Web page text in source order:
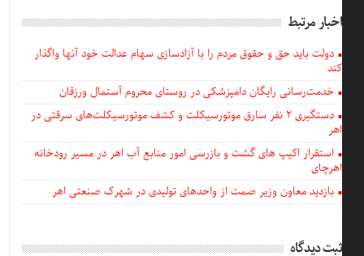
اخبار مرتبط
دولت باید حق و حقوق مردم را با آزادسازی سهام عدالت خود آنها واگذار
خدمت‌رسانی رایگان دامپزشکی در روستای محروم آستمال ورزقان
دستگيری ۲ نفر سارق موتورسیکلت و کشف موتورسیکلت‌های سرقتی در
استقرار اکیپ های گشت و بازرسی امور منابع آب اهر در مسیر رودخانه
اهرچای
بازدید معاون وزیر صمت از واحدهای تولیدی در شهرک صنعتی اهر
ثبت دیدگاه